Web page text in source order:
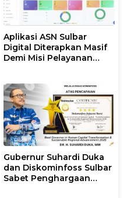
Aplikasi ASN Sulbar
Digital Diterapkan Masif
Demi Misi Pelayanan
Gubernur Suhardi Duka
dan Diskominfoss Sulbar
Sabet Penghargaan